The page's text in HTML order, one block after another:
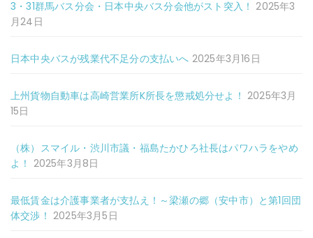
3・31群馬バス分会・日本中央バス分会他がスト突入！ 2025年3
月24日
日本中央バスが残業代不足分の支払いへ 2025年3月16日
上州貨物自動車は高崎営業所K所長を懲戒処分せよ！ 2025年3月
15日
（株）スマイル・渋川市議・福島たかひろ社長はパワハラをやめ
よ！ 2025年3月8日
最低賃金は介護事業者が支払え！～梁瀬の郷（安中市）と第1回団
体交渉！ 2025年3月5日